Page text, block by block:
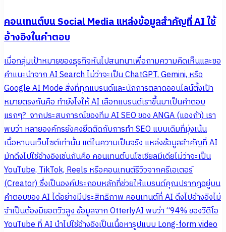
คอนเทนต์บน Social Media แหล่งข้อมูลสำคัญที่ AI ใช้
อ้างอิงในคำตอบ
เมื่อกลุ่มเป้าหมายของธุรกิจหันไปสนทนาเพื่อถามความคิดเห็นและขอ
คำแนะนำจาก AI Search ไม่ว่าจะเป็น ChatGPT, Gemini, หรือ
Google AI Mode สิ่งที่ทุกแบรนด์และนักการตลาดออนไลน์ตั้งเป้า
หมายตรงกันคือ ทำยังไงให้ AI เลือกแบรนด์เราขึ้นมาเป็นคำตอบ
แรกๆ? จากประสบการณ์ของทีม AI SEO ของ ANGA (แองก้า) เรา
พบว่า หลายองค์กรยังคงยึดติดกับการทำ SEO แบบเดิมที่มุ่งเน้น
เนื้อหาบนเว็บไซต์เท่านั้น แต่ในความเป็นจริง แหล่งข้อมูลสำคัญที่ AI
มักดึงไปใช้อ้างอิงเช่นกันคือ คอนเทนต์บนโซเชียลมีเดียไม่ว่าจะเป็น
YouTube, TikTok, Reels หรือคอนเทนต์รีวิวจากครีเอเตอร์
(Creator) ซึ่งเป็นองค์ประกอบหลักที่ช่วยให้แบรนด์คุณปรากฏอยู่บน
คำตอบของ AI ได้อย่างมีประสิทธิภาพ คอนเทนต์ที่ AI ดึงไปอ้างอิงไม่
จำเป็นต้องมียอดวิวสูง ข้อมูลจาก OtterlyAI พบว่า “94% ของวิดีโอ
YouTube ที่ AI นำไปใช้อ้างอิงเป็นเนื้อหารูปแบบ Long-form video